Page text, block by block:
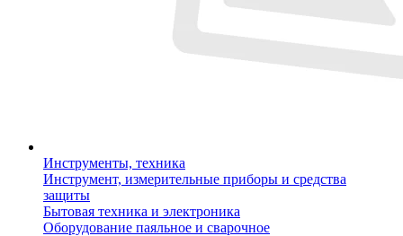
Инструменты, техника
Инструмент, измерительные приборы и средства
защиты
Бытовая техника и электроника
Оборудование паяльное и сварочное